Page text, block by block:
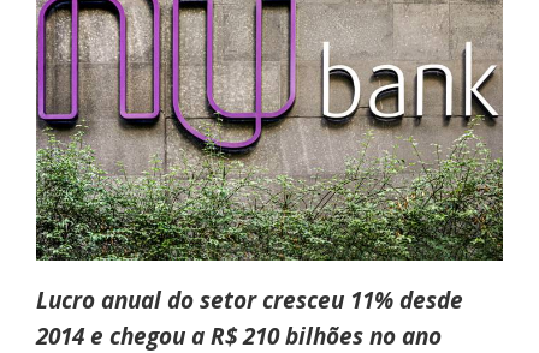
Lucro anual do setor cresceu 11% desde
2014 e chegou a R$ 210 bilhões no ano